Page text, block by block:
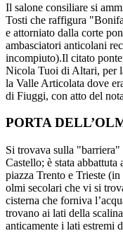
Il salone consiliare si
Tosti che raffigura
e attorniato dalla corte
ambasciatori anticolani
incompiuto).Il citato
Nicola Tuoi di Altari, per
la Valle Articolata dove
di Fiuggi, con atto del
PORTA
Si trovava sulla "barriera"
Castello; è stata
piazza Trento e Trieste
olmi secolari che vi si
cisterna che forniva
trovano ai lati della
anticamente i lati estremi